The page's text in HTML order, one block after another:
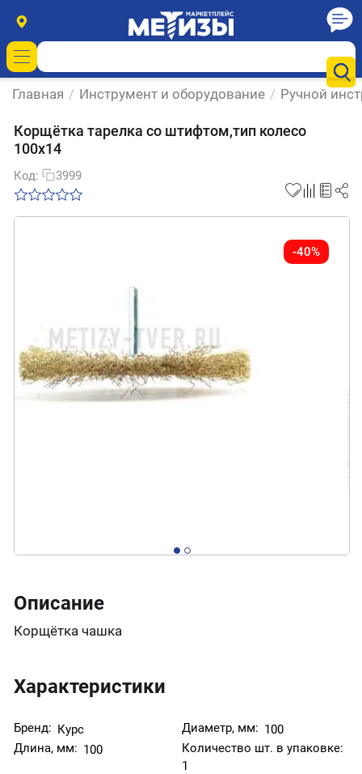
Главная / Инструмент и оборудование / Ручной
Корщётка тарелка со штифтом,тип колесо
100х14
Код: 3999
-40%
Описание
Корщётка чашка
Характеристики
Бренд: Курс Диаметр, мм: 100
Длина, мм: 100
Количество шт. в упаковке:
1